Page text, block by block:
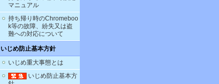
マニュアル
持ち帰り時のChromeboo
k等の故障、紛失又は盗
難への対応について
いじめ防止基本方針
いじめ重大事態とは
いじめ防止基本方